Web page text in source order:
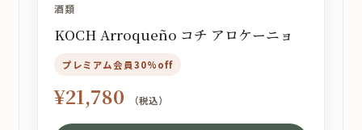
酒類
KOCH Arroqueño コチ アロケーニョ
プレミアム会員30%off
¥21,780 （税込）